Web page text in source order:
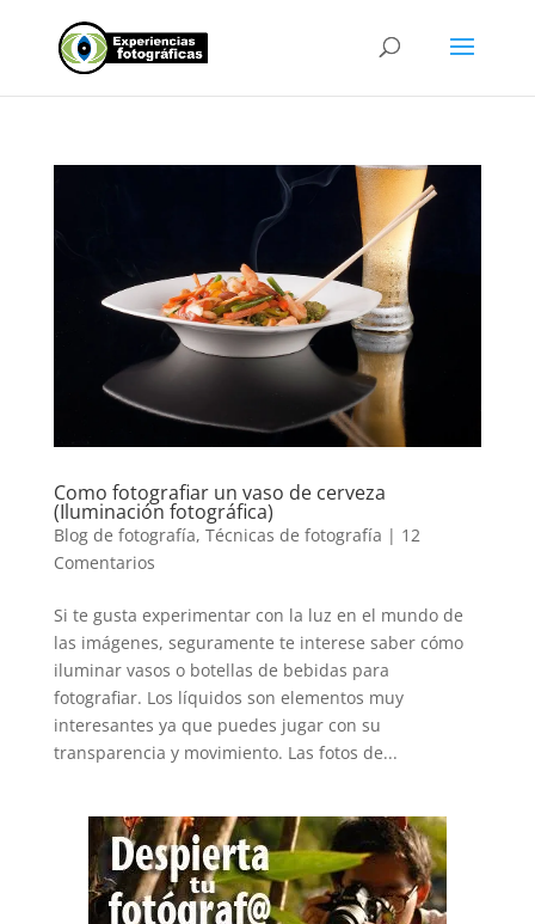
Como fotografiar un vaso de cerveza
(Iluminación fotográfica)
Blog de fotografía, Técnicas de fotografía | 12
Comentarios
Si te gusta experimentar con la luz en el mundo de
las imágenes, seguramente te interese saber cómo
iluminar vasos o botellas de bebidas para
fotografiar. Los líquidos son elementos muy
interesantes ya que puedes jugar con su
transparencia y movimiento. Las fotos de...